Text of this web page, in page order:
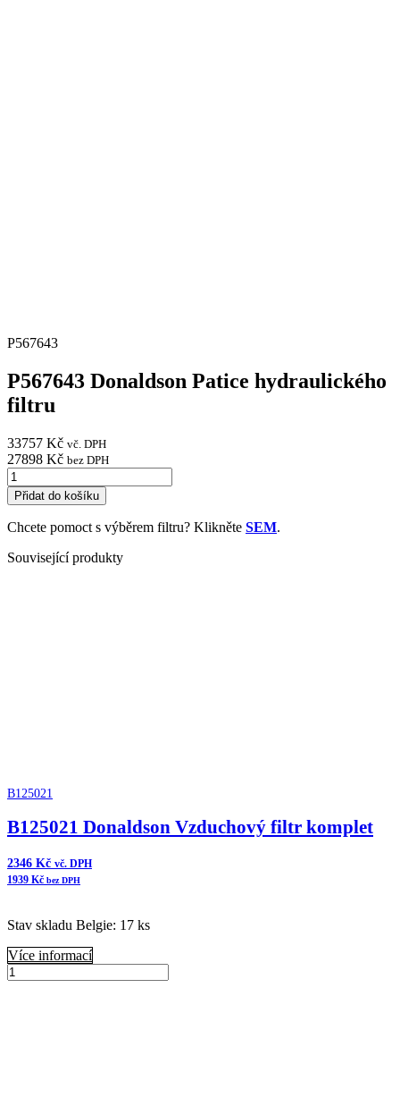
P567643
P567643 Donaldson Patice hydraulického
filtru
33757 Kč vč. DPH
27898 Kč bez DPH
P567643
Donaldson
Patice
hydraulického
množství
Přidat do košíku
Chcete pomoct s výběrem filtru? Klikněte SEM.
Související produkty
B125021
B125021 Donaldson Vzduchový filtr komplet
2346 Kč vč. DPH
1939 Kč bez DPH
Stav skladu Belgie: 17 ks
Více informací
B125021